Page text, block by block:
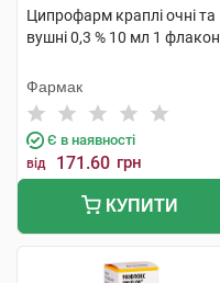
Ципрофарм краплі очні та
вушні 0,3 % 10 мл 1 флакон
Фармак
Є в наявності
від 171.60 грн
КУПИТИ